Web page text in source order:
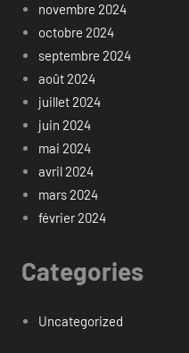
novembre 2024
octobre 2024
septembre 2024
août 2024
juillet 2024
juin 2024
mai 2024
avril 2024
mars 2024
février 2024
Categories
Uncategorized